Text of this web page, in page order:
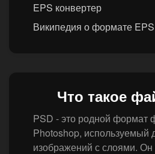
EPS конвертер
Википедия о формате EPS
Что такое
PSD - это родной формат
Photoshop, используемый
изображений с слоями. Он